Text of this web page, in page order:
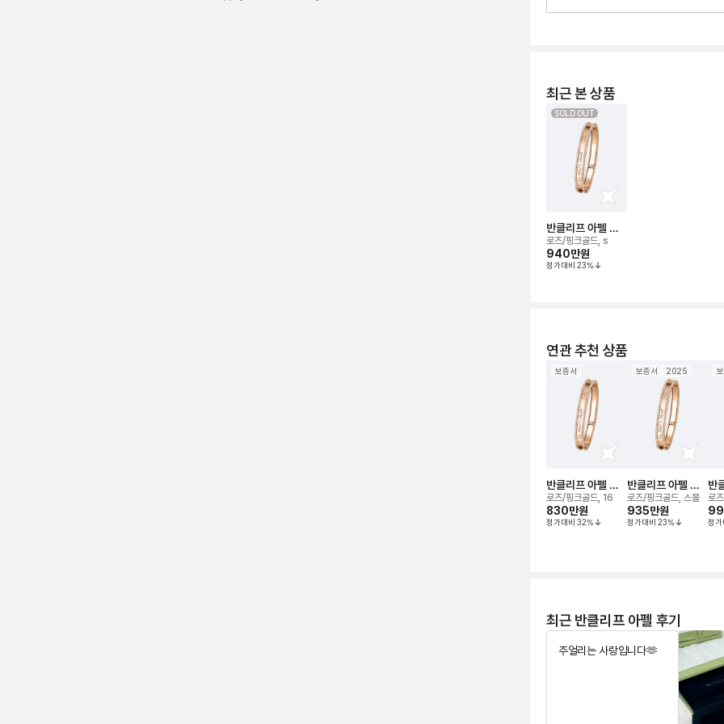
최근 본 상품
SOLD OUT
반클리프 아펠 뻬
를리 시그니처 브
레이슬릿
로즈/핑크골드, s
940만원
정가대비 23%
연관 추천 상품
보증서
반클리프 아펠 뻬
를리 시그니처 브
레이슬릿
로즈/핑크골드, 16
830만원
정가대비 32%
보증서 2025
반클리프 아펠 뻬
를리 시그니처 브
레이슬릿
로즈/핑크골드, 스몰
935만원
정가대비 23%
반
를
레
로
정가
최근 반클리프 아펠 후기
주얼리는 사랑입니다🫶